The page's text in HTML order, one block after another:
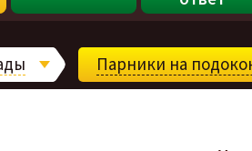
Парники на